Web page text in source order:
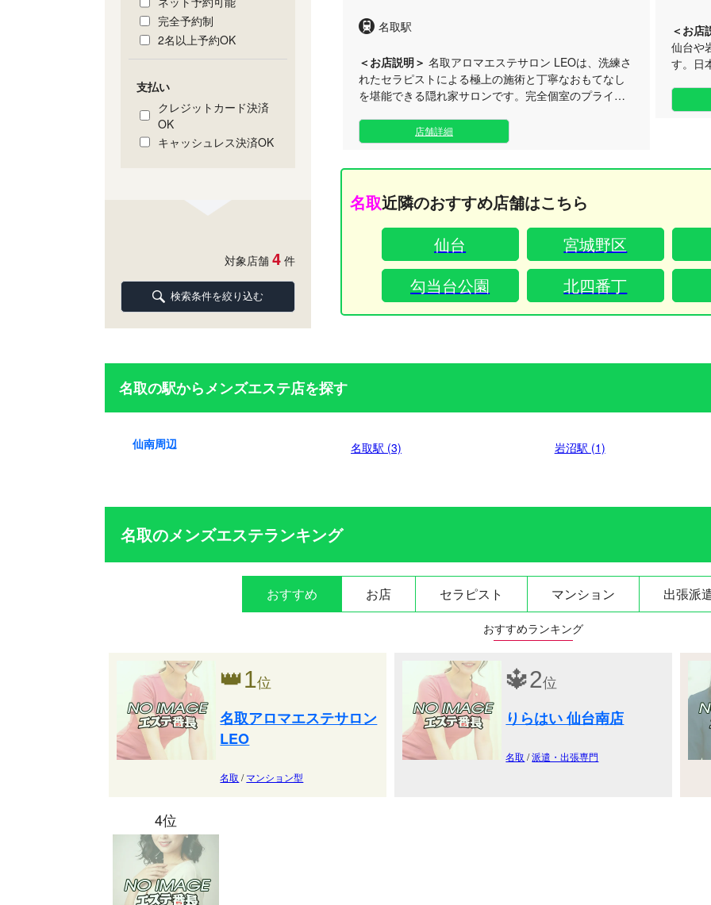
をもっ
な接客
いたし
名取駅
＜お店説明＞ 名取アロマエステサロン LEOは、洗練さ
れたセラピストによる極上の施術と丁寧なおもてなし
を堪能できる隠れ家サロンです。完全個室のプライベ
しており、日々の忙しさから離れて贅沢に癒やされた
様をお迎えいたします。 お仕事帰りのリフレッシュや
休日のご褒美など、ライフスタイルに合わせてお気軽
にお越しください。名取駅から徒歩3分とアクセス抜群
なうえに、無料駐車場も完備しておりますので、お車
でのご来店にも大変便利です。
店舗詳細
＜お店
仙台や
す。日
だけの
癒やさ
ュや、
さい。
る、至
名取近隣のおすすめ店舗はこちら
仙台
宮城野区
勾当台公園
北四番丁
完全予約制
2名以上予約OK
支払い
クレジットカード決済
OK
キャッシュレス決済OK
対象店舗 4 件
検索条件を絞り込む
名取の駅からメンズエステ店を探す
仙南周辺 名取駅 (3) 岩沼駅 (1)
名取のメンズエステランキング
おすすめ お店 セラピスト マンション 出張派
おすすめランキング
👑1位
名取アロマエステサロン
LEO
名取 /マンション型
🔱2位
りらはい 仙台南店
名取 /派遣・出張専門
4位